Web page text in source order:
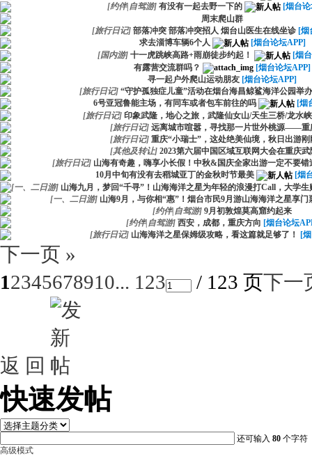
[约伴|自驾游] 有没有一起去野一下的
[烟台
周末爬山群
[旅行日记] 部落冲突 部落冲突招人 烟台山医生在线坐诊 [烟
求去淄博车辆6个人
[烟台论坛APP]
[国内游] 十一虎跳峡高路+雨崩徒步约起！
[烟
有露营交流群吗？
[烟台论坛APP]
寻一起户外爬山运动朋友 [烟台论坛APP]
[旅行日记] “守护孤独症儿童”活动在烟台海昌鲸鲨海洋公园举办
6号亚冠鲁能主场，有同车或者包车前往的吗
[烟
[旅行日记] 印象武隆，地心之旅，武隆仙女山/天生三桥/龙水
[旅行日记] 远离城市喧嚣，寻找那一片世外桃源——重
[旅行日记] 重庆“小瑞士”，这处绝美仙境，秋日出游刚
[其他及转让] 2023第六届中国区域互联网大会在重庆武
[旅行日记] 山海有奇趣，嗨享小长假！中秋&国庆全家出游一定不要错
10月中旬有没有去稻城亚丁的金秋时节最美
[烟
[一、二日游] 山海九月，梦回“千寻”！山海海洋之星为年轻的浪漫打Call，大学生
[一、二日游] 山海9月，与你相“惠”！烟台市民9月游山海海洋之星享门
[约伴|自驾游] 9月初敦煌莫高窟约起来
[约伴|自驾游] 西安，成都，重庆方向 [烟台论坛
[旅行日记] 山海海洋之星保姆级攻略，看这篇就足够了！ [
下一页 »
12345678910... 123 / 123 页下一
返 回
快速发帖
还可输入80 个字符
高级模式